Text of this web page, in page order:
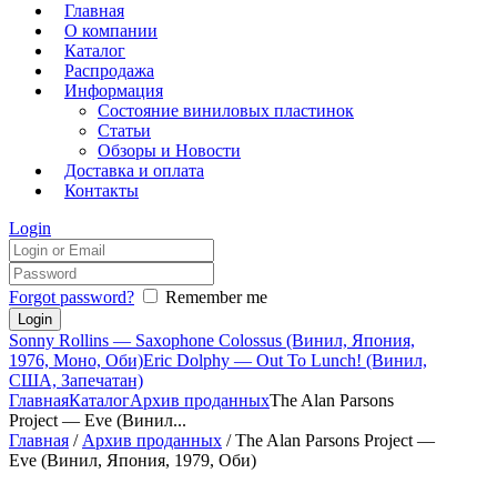
Главная
О компании
Каталог
Распродажа
Информация
Состояние виниловых пластинок
Статьи
Обзоры и Новости
Доставка и оплата
Контакты
Login
Forgot password? Remember me
Sonny Rollins — Saxophone Colossus (Винил, Япония,
1976, Моно, Оби)Eric Dolphy — Out To Lunch! (Винил,
США, Запечатан)
ГлавнаяКаталогАрхив проданныхThe Alan Parsons
Project — Eve (Винил...
Главная / Архив проданных / The Alan Parsons Project —
Eve (Винил, Япония, 1979, Оби)